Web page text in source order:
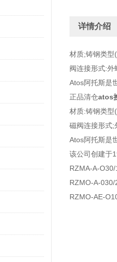
详情介绍
材质;铸钢类型
阀连接形式:
Atos阿托斯是
正品清仓atos
材质:铸钢类型
磁阀连接形式;
Atos阿托斯是
该公司创建于
RZMA-A-
RZMO-A-030/
RZMO-AE-